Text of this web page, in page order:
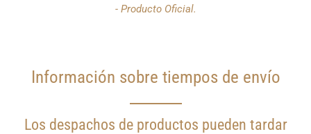
- Producto Oficial.
Información sobre tiempos de envío
Los despachos de productos pueden tardar